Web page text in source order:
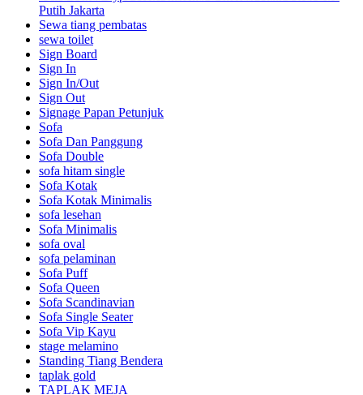
Putih Jakarta
Sewa tiang pembatas
sewa toilet
Sign Board
Sign In
Sign In/Out
Sign Out
Signage Papan Petunjuk
Sofa
Sofa Dan Panggung
Sofa Double
sofa hitam single
Sofa Kotak
Sofa Kotak Minimalis
sofa lesehan
Sofa Minimalis
sofa oval
sofa pelaminan
Sofa Puff
Sofa Queen
Sofa Scandinavian
Sofa Single Seater
Sofa Vip Kayu
stage melamino
Standing Tiang Bendera
taplak gold
TAPLAK MEJA